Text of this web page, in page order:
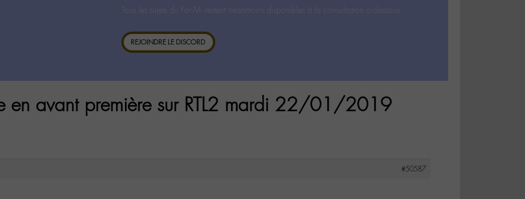
Tous les sujets du For-M- restent néanmoins disponibles à la consultation ci-dessous.
REJOINDRE LE DISCORD
en avant première sur RTL2 mardi 22/01/2019
#50587